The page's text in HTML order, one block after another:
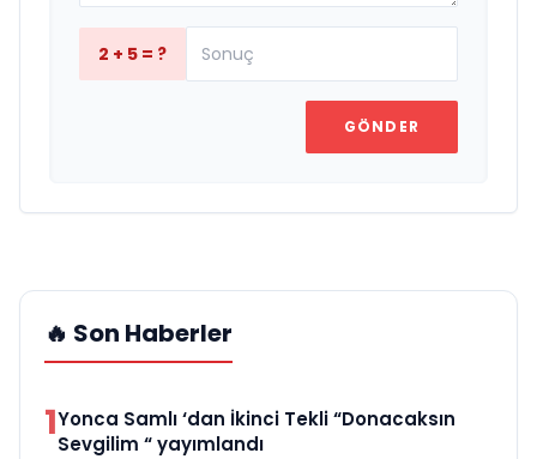
2 + 5 = ?
GÖNDER
🔥 Son Haberler
1Yonca Samlı ‘dan İkinci Tekli “Donacaksın
Sevgilim “ yayımlandı